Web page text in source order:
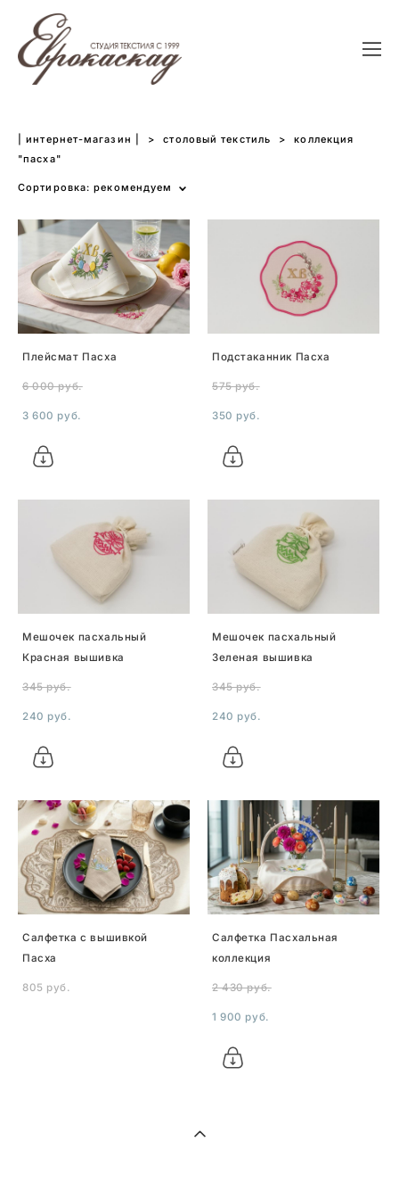
| интернет-магазин | > столовый текстиль >
коллекция
"пасха"
Сортировка: рекомендуем
Плейсмат Пасха
6 000 pуб.
3 600 pуб.
Подстаканник Пасха
575 pуб.
350 pуб.
Мешочек пасхальный
Красная вышивка
345 pуб.
240 pуб.
Мешочек пасхальный
Зеленая вышивка
345 pуб.
240 pуб.
Салфетка с вышивкой
Пасха
805 pуб.
Салфетка Пасхальная
коллекция
2 430 pуб.
1 900 pуб.